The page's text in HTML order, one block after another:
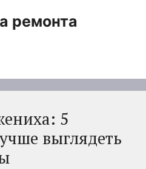
ремонта
5
выглядеть